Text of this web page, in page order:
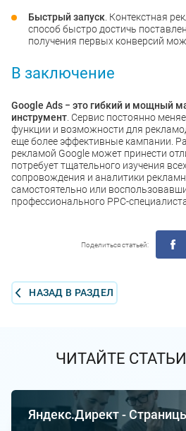
Быстрый запуск . Контекстная
способ быстро достичь
получения первых конверсий
В заключение
Google Ads − это гибкий и мощный
инструмент . Сервис постоянно
функции и возможности для
еще более эффективные кампании.
рекламой Google может принести
потребует тщательного изучения
сопровождения и аналитики
самостоятельно или
профессионального PPC-
НАЗАД В РАЗДЕЛ
Поделиться статьей:
ЧИТАЙТЕ
Яндекс.Директ -